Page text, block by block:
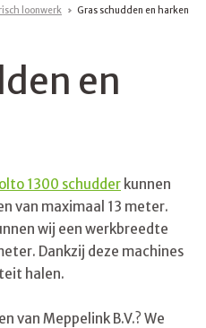
loonwerk Gras schudden en harken
en
1300 schudder kunnen
van maximaal 13 meter.
wij een werkbreedte
Dankzij deze machines
halen.
van Meppelink B.V.? We